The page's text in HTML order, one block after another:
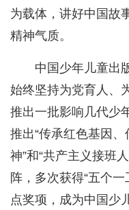
为载体，讲好中国故
精神气质。
中国少年儿童出
始终坚持为党育人、
推出一批影响几代少
推出“传承红色基因
神”和“共产主义接班
阵，多次获得“五个
点奖项，成为中国少